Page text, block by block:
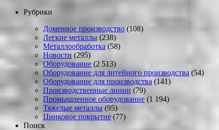
Рубрики
Доменное производство (108)
Легкие металлы (238)
Металлообработка (58)
Новости (295)
Оборудование (2 513)
Оборудование для литейного производства (54)
Оборудование для производства (141)
Производственные линии (79)
Промышленное оборудование (1 194)
Тяжелые металлы (95)
Цинковое покрытие (77)
Поиск